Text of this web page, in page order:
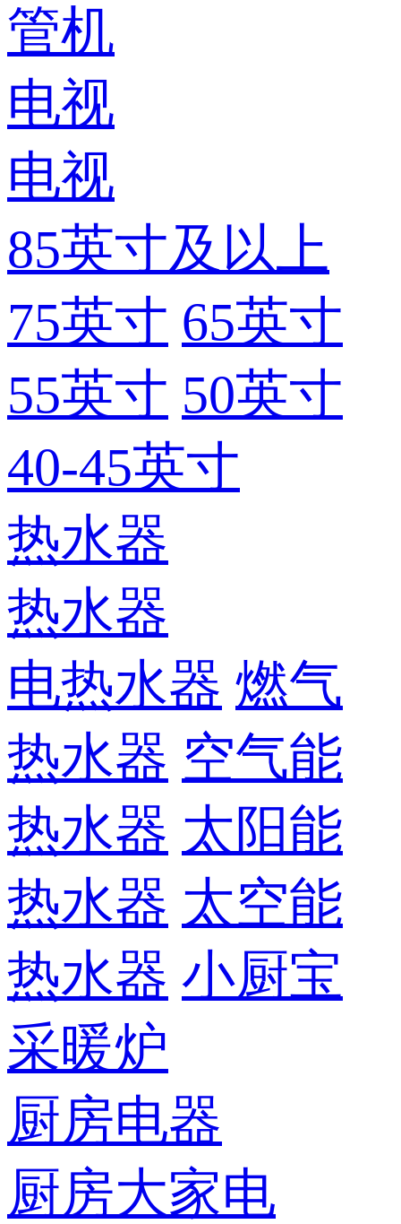
管机
电视
电视
85英寸及以上
75英寸 65英寸
55英寸 50英寸
40-45英寸
热水器
热水器
电热水器 燃气
热水器 空气能
热水器 太阳能
热水器 太空能
热水器 小厨宝
采暖炉
厨房电器
厨房大家电